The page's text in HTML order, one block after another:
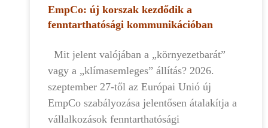
EmpCo: új korszak kezdődik a
fenntarthatósági kommunikációban
Mit jelent valójában a „környezetbarát”
vagy a „klímasemleges” állítás? 2026.
szeptember 27-től az Európai Unió új
EmpCo szabályozása jelentősen átalakítja a
vállalkozások fenntarthatósági